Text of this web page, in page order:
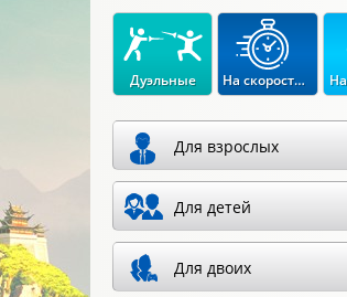
Дуэльные На скорость реакции
Для взрослых
Для детей
Для двоих